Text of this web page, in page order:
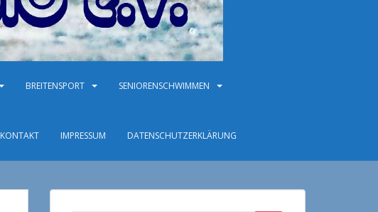
BREITENSPORT SENIORENSCHWIMMEN
KONTAKT IMPRESSUM DATENSCHUTZERKLÄRUNG